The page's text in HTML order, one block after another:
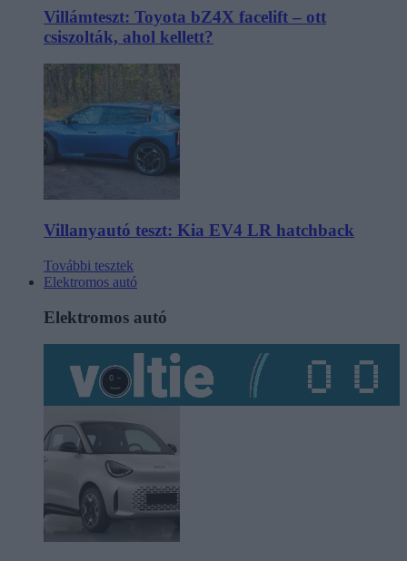
Villámteszt: Toyota bZ4X facelift – ott
csiszolták, ahol kellett?
Villanyautó teszt: Kia EV4 LR hatchback
További tesztek
Elektromos autó
Elektromos autó